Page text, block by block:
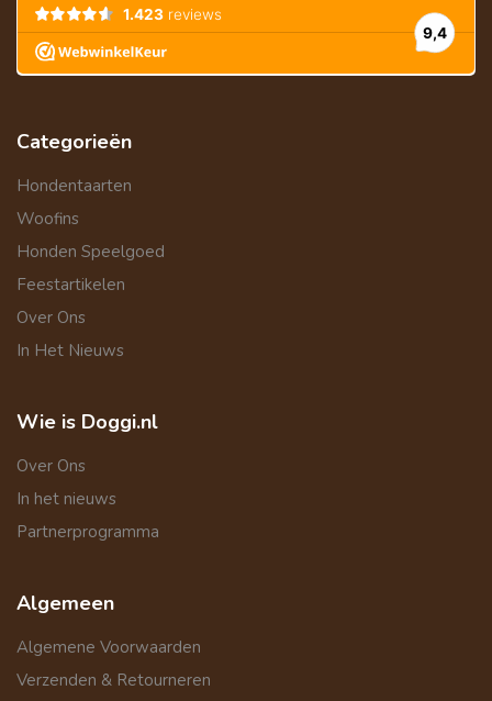
Categorieën
Hondentaarten
Woofins
Honden Speelgoed
Feestartikelen
Over Ons
In Het Nieuws
Wie is Doggi.nl
Over Ons
In het nieuws
Partnerprogramma
Algemeen
Algemene Voorwaarden
Verzenden & Retourneren